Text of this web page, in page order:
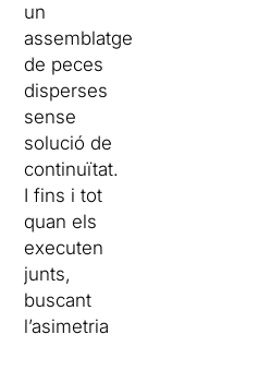
un
assemblatge
de peces
disperses
sense
solució de
continuïtat.
I fins i tot
quan els
executen
junts,
buscant
l’asimetria